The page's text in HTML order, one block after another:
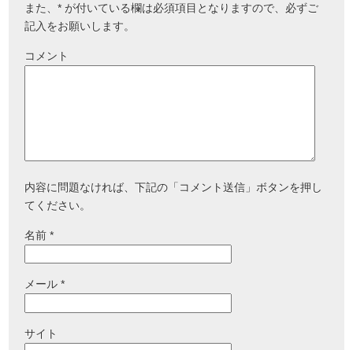
また、* が付いている欄は必須項目となりますので、必ずご
記入をお願いします。
コメント
内容に問題なければ、下記の「コメント送信」ボタンを押し
てください。
名前*
メール*
サイト